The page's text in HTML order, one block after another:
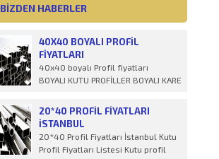
BİZDEN HABERLER
40X40 BOYALI PROFIL
FIYATLARI
40x40 boyalı Profil fiyatları
BOYALI KUTU PROFİLLER BOYALI KARE
20*40 PROFIL FIYATLARI
İSTANBUL
20*40 Profil Fiyatları İstanbul Kutu
Profil Fiyatları Listesi Kutu profil